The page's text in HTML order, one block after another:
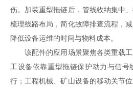
伤。加装重型拖链后，管线收纳集中
梳理线路布局，简化故障排查流程，
降低设备运维的时间与物料成本。
该配件的应用场景聚焦各类重载工
工设备依靠重型拖链保护动力与信号
行；工程机械、矿山设备的移动关节